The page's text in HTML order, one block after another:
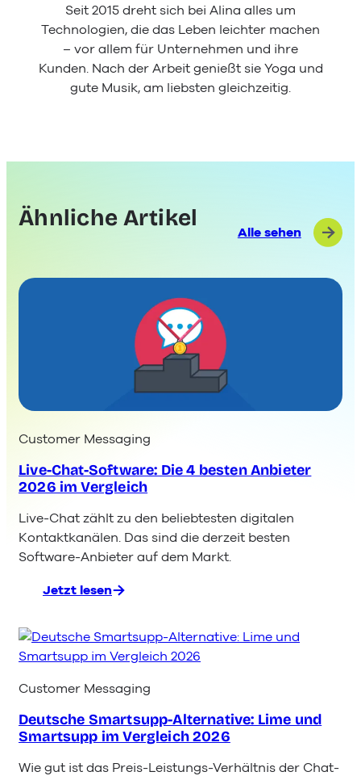
Seit 2015 dreht sich bei Alina alles um
Technologien, die das Leben leichter machen
– vor allem für Unternehmen und ihre
Kunden. Nach der Arbeit genießt sie Yoga und
gute Musik, am liebsten gleichzeitig.
Ähnliche Artikel
Alle sehen
Customer Messaging
Live-Chat-Software: Die 4 besten Anbieter
2026 im Vergleich
Live-Chat zählt zu den beliebtesten digitalen
Kontaktkanälen. Das sind die derzeit besten
Software-Anbieter auf dem Markt.
Jetzt lesen
:
Chat-
Software:
4
Anbieter
2026
Customer Messaging
Deutsche Smartsupp-Alternative: Lime und
Smartsupp im Vergleich 2026
Wie gut ist das Preis-Leistungs-Verhältnis der Chat-